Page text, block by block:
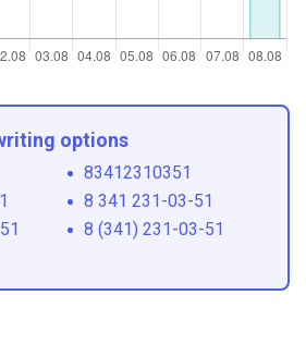
options
83412310351
8 341 231-03-51
8 (341) 231-03-51